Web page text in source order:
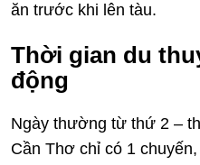
ăn trước khi lên tàu.
Thời gian du
động
Ngày thường từ thứ 2 –
Cần Thơ chỉ có 1